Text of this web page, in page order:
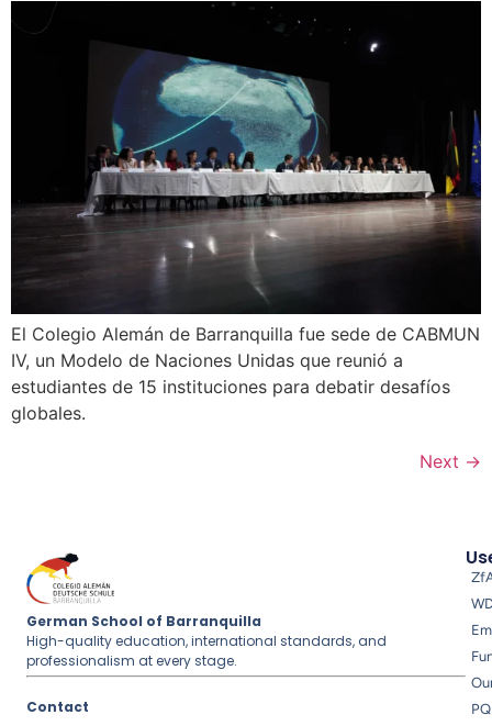
El Colegio Alemán de Barranquilla fue sede de CABMUN
IV, un Modelo de Naciones Unidas que reunió a
estudiantes de 15 instituciones para debatir desafíos
globales.
Next →
German School of Barranquilla
High-quality education, international standards, and
professionalism at every stage.
Contact